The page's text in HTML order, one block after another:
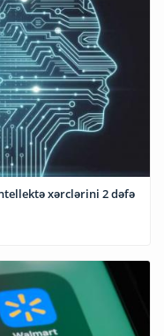
xərclərini 2 dəfə